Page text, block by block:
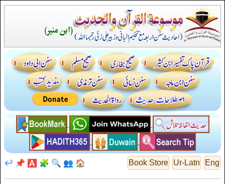
Eng
Ur-Latn
Book Store
🏠
👥
🔍
🧩
🅰️
📌
↩️